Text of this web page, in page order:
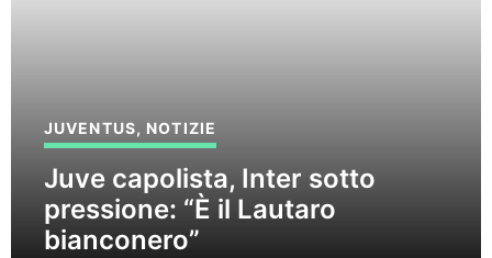
JUVENTUS, NOTIZIE
Juve capolista, Inter sotto
pressione: “È il Lautaro
bianconero”